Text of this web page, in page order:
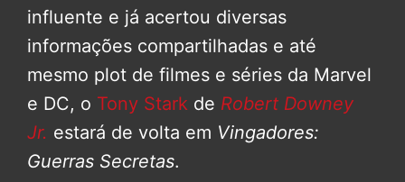
influente e já acertou diversas
informações compartilhadas e até
mesmo plot de filmes e séries da Marvel
e DC, o Tony Stark de Robert Downey
Jr. estará de volta em Vingadores:
Guerras Secretas.